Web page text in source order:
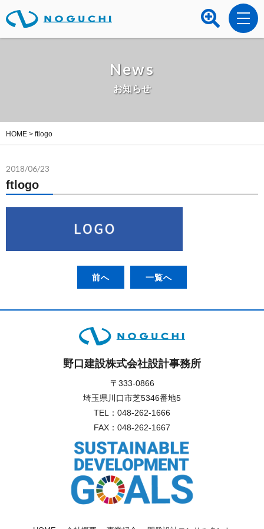
News
お知らせ
HOME > ftlogo
2018/06/23
ftlogo
前へ 一覧へ
野口建設株式会社設計事務所
〒333-0866
埼玉県川口市芝5346番地5
TEL： 048-262-1666
FAX：048-262-1667